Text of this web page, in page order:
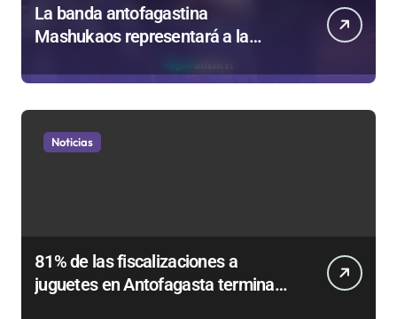
La banda antofagastina
Mashukaos representará a la
de Valparaíso
Noticias
81% de las fiscalizaciones a
juguetes en Antofagasta termina